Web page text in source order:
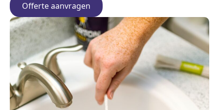
Offerte aanvragen